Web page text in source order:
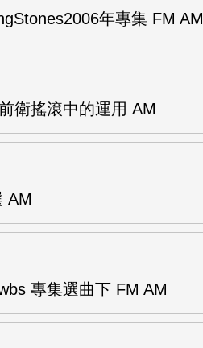
年專集 FM AM
衛搖滾中的運用 AM
AM
專集選曲下 FM AM